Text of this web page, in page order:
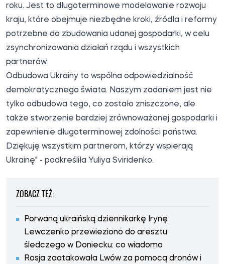
roku. Jest to długoterminowe modelowanie rozwoju
kraju, które obejmuje niezbędne kroki, źródła i reformy
potrzebne do zbudowania udanej gospodarki, w celu
zsynchronizowania działań rządu i wszystkich
partnerów.
Odbudowa Ukrainy to wspólna odpowiedzialność
demokratycznego świata. Naszym zadaniem jest nie
tylko odbudowa tego, co zostało zniszczone, ale
także stworzenie bardziej zrównoważonej gospodarki i
zapewnienie długoterminowej zdolności państwa.
Dziękuję wszystkim partnerom, którzy wspierają
Ukrainę" - podkreśliła Yuliya Sviridenko.
ZOBACZ TEŻ:
Porwaną ukraińską dziennikarkę Irynę
Lewczenko przewieziono do aresztu
śledczego w Doniecku: co wiadomo
Rosja zaatakowała Lwów za pomocą dronów i